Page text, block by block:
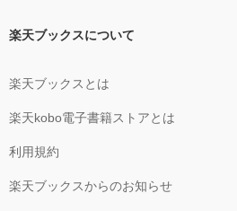
楽天ブックスについて
楽天ブックスとは
楽天kobo電子書籍ストアとは
利用規約
楽天ブックスからのお知らせ